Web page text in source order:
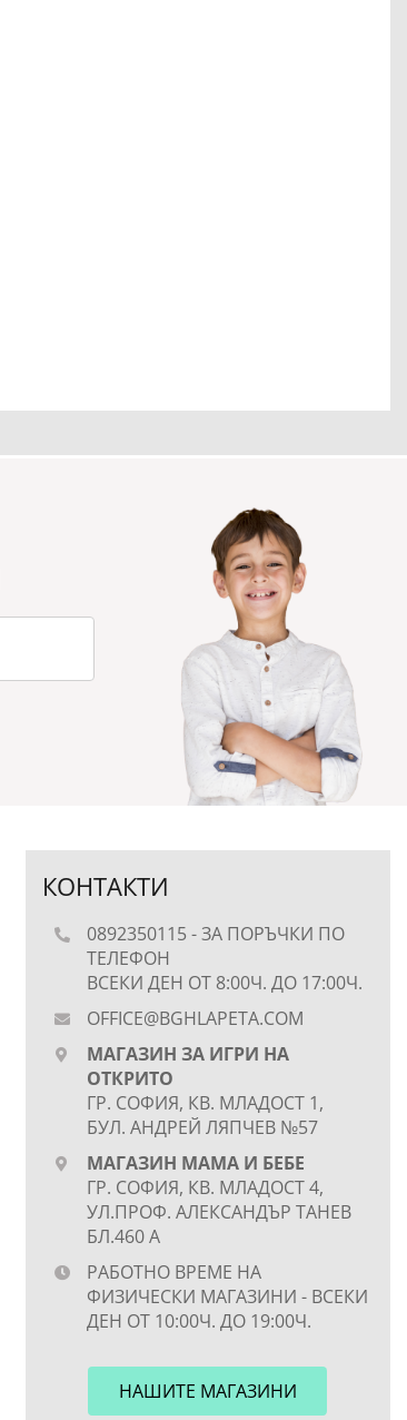
КОНТАКТИ
0892350115- ЗА ПОРЪЧКИ ПО
ТЕЛЕФОН
ВСЕКИ ДЕН ОТ 8:00Ч. ДО 17:00Ч.
OFFICE@BGHLAPETA.COM
МАГАЗИН ЗА ИГРИ НА
ОТКРИТО
ГР. СОФИЯ, КВ. МЛАДОСТ 1,
БУЛ. АНДРЕЙ ЛЯПЧЕВ №57
МАГАЗИН МАМА И БЕБЕ
ГР. СОФИЯ, КВ. МЛАДОСТ 4,
УЛ.ПРОФ. АЛЕКСАНДЪР ТАНЕВ
БЛ.460 А
РАБОТНО ВРЕМЕ НА
ФИЗИЧЕСКИ МАГАЗИНИ - ВСЕКИ
ДЕН ОТ 10:00Ч. ДО 19:00Ч.
НАШИТЕ МАГАЗИНИ